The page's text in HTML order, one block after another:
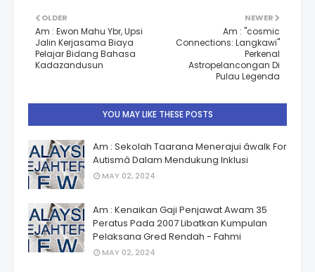
NEWER
Am : "cosmic
Connections: Langkawi"
Perkenal
Astropelancongan Di
Pulau Legenda
OLDER
Am : Ewon Mahu Ybr, Upsi
Jalin Kerjasama Biaya
Pelajar Bidang Bahasa
Kadazandusun
YOU MAY LIKE THESE POSTS
Am : Sekolah Taarana Menerajui âwalk For
Autismâ Dalam Mendukung Inklusi
MAY 02, 2024
Am : Kenaikan Gaji Penjawat Awam 35
Peratus Pada 2007 Libatkan Kumpulan
Pelaksana Gred Rendah - Fahmi
MAY 02, 2024